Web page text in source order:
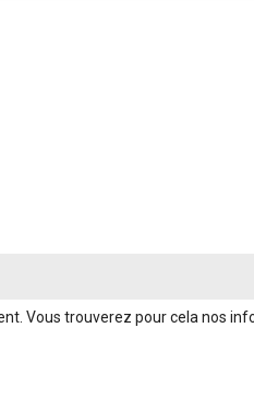
Vous trouverez pour cela nos